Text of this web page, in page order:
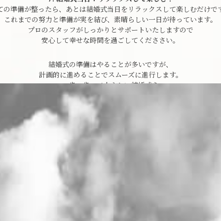
の準備が整ったら、あとは結婚式当日をリラックスして楽しむだけで
これまでの努力と準備が実を結び、素晴らしい一日が待っています。
プロのスタッフがしっかりとサポートいたしますので
安心して幸せな時間を過ごしてくだささい。
結婚式の準備はやることが多いですが、
計画的に進めることでスムーズに進行します。
一歩一歩、二人らしい結婚式を
作り上げていく過程も楽しんでください。